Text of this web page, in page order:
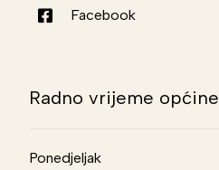
Facebook
Radno vrijeme općine
Ponedjeljak